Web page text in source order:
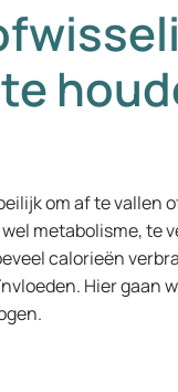
om af te vallen
metabolisme, te
calorieën
Hier gaan